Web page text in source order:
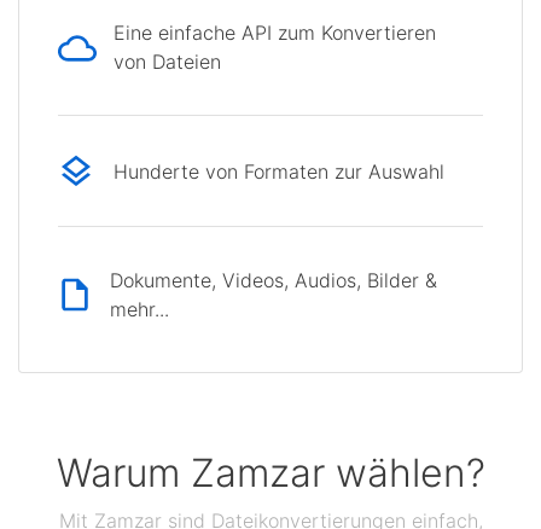
Eine einfache API zum Konvertieren
von Dateien
Hunderte von Formaten zur Auswahl
Dokumente, Videos, Audios, Bilder &
mehr...
Warum Zamzar wählen?
Mit Zamzar sind Dateikonvertierungen einfach,